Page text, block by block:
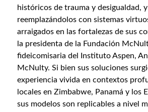
históricos de trauma y desigualdad, y
reemplazándolos con sistemas
arraigados en las fortalezas de sus
la presidenta de la Fundación
fideicomisaria del Instituto Aspen,
McNulty. Si bien sus soluciones
experiencia vivida en contextos
locales en Zimbabwe, Panamá y los
sus modelos son replicables a nivel